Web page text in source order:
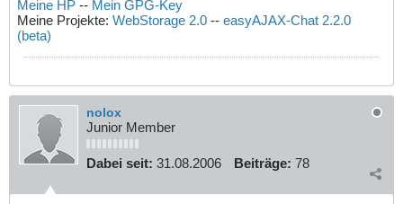
Meine HP -- Mein GPG-Key
Meine Projekte: WebStorage 2.0 -- easyAJAX-Chat 2.2.0
(beta)
nolox
Junior Member
Dabei seit: 31.08.2006 Beiträge: 78